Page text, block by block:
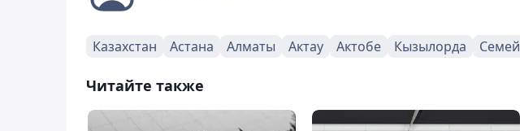
Казахстан Астана Алматы Актау Актобе Кызылорда Семей
Читайте также